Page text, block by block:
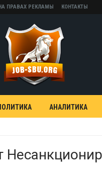
ПРАВАХ РЕКЛАМЫ КОНТАКТЫ
АНАЛИТИКА